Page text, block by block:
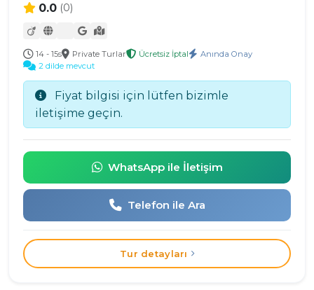
0.0 (0)
14 - 15s Private Turlar Ücretsiz İptal
Anında Onay
2 dilde mevcut
Fiyat bilgisi için lütfen bizimle
iletişime geçin.
WhatsApp ile İletişim
Telefon ile Ara
Tur detayları